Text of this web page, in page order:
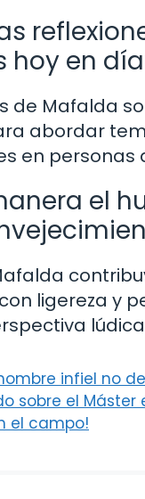
hoy en
de Mafalda
abordar
en
el
ligereza y
infiel no
sobre el Máster
el campo!